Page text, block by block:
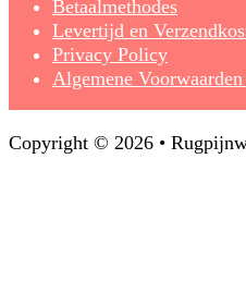
Betaalmethodes
Levertijd en
Privacy Policy
Algemene
Copyright © 2026 •